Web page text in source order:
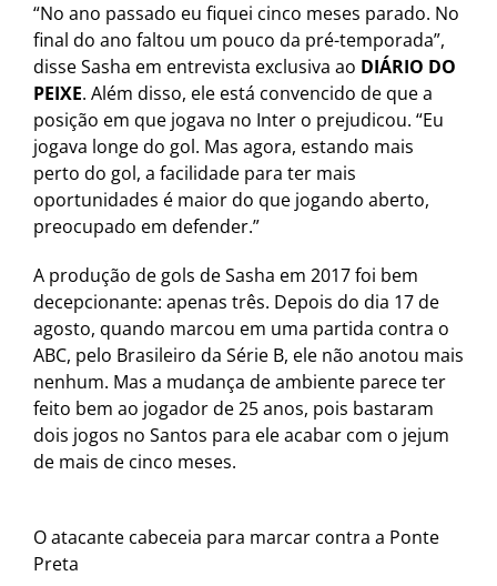
“No ano passado eu fiquei cinco meses parado. No
final do ano faltou um pouco da pré-temporada”,
disse Sasha em entrevista exclusiva ao DIÁRIO DO
PEIXE. Além disso, ele está convencido de que a
posição em que jogava no Inter o prejudicou. “Eu
jogava longe do gol. Mas agora, estando mais
perto do gol, a facilidade para ter mais
oportunidades é maior do que jogando aberto,
preocupado em defender.”
A produção de gols de Sasha em 2017 foi bem
decepcionante: apenas três. Depois do dia 17 de
agosto, quando marcou em uma partida contra o
ABC, pelo Brasileiro da Série B, ele não anotou mais
nenhum. Mas a mudança de ambiente parece ter
feito bem ao jogador de 25 anos, pois bastaram
dois jogos no Santos para ele acabar com o jejum
de mais de cinco meses.
O atacante cabeceia para marcar contra a Ponte
Preta